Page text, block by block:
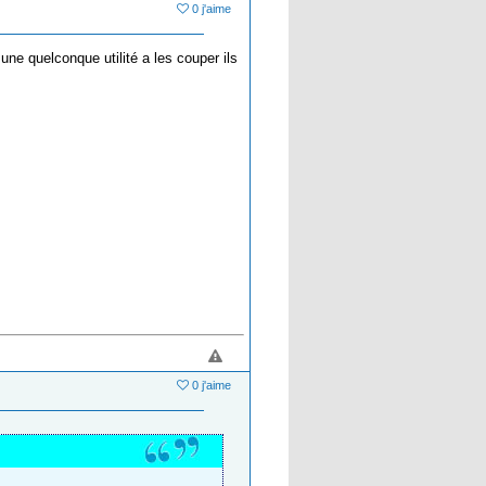
0 j'aime
quelconque utilité a les couper ils
0 j'aime